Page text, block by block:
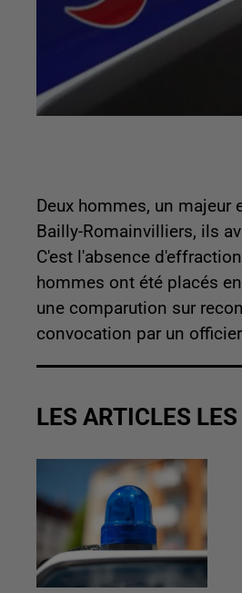
Deux hommes, un
Bailly-Romainvilliers, ils
C'est l'absence
hommes ont été placés
une comparution sur
convocation par un
LES ARTICLES LES